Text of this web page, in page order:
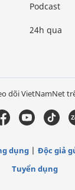
Podcast
24h qua
dõi VietNamNet
dụng
Độc giả
Tuyển dụng